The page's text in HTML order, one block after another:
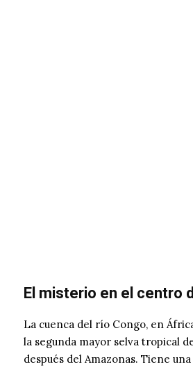
El misterio en el centro
La cuenca del río Congo, en
la segunda mayor selva tropical
después del Amazonas. Tiene